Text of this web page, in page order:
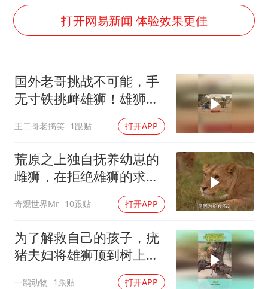
4.2平卫生间补漏注胶花1.55万
周星驰妈妈现身香港首映礼
湖北启动重大气象灾害三级应急响应
费大厨口号更改 不再宣传小炒肉大王
56岁刘奕君跟13岁女儿合跳
从科技创新看开局起步的时与势
打开网易新闻 体验效果更佳
国外老哥挑战不可能，手
无寸铁挑衅雄狮！雄狮居
王二哥老搞笑 1跟贴 打开APP
荒原之上独自抚养幼崽的
雌狮，在拒绝雄狮的求偶
时，竟然被用饥饿来报复
奇观世界Mr 10跟贴 打开APP
为了解救自己的孩子，疣
猪夫妇将雄狮顶到树上，
下幕雄狮想跑也晚了
一鹞动物 1跟贴 打开APP